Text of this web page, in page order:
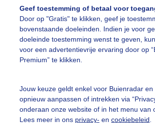
Geef toestemming of betaal voor
Door op "Gratis" te klikken, geef je
bovenstaande doeleinden. Indien je voor
doeleinde toestemming wenst te geven,
voor een advertentievrije ervaring door op
Premium” te klikken.
Jouw keuze geldt enkel voor Buienradar en
opnieuw aanpassen of intrekken via
onderaan onze website of in het menu van
Lees meer in ons privacy- en cookiebeleid
vragen
De Bilt